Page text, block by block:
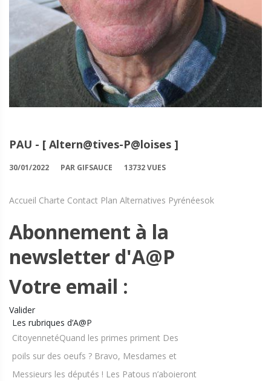
PAU - [ Altern@tives-P@loises ]
30/01/2022 PAR GIFSAUCE 13732 VUES
Accueil Charte Contact Plan Alternatives Pyrénéesok
Abonnement à la
newsletter d'A@P
Votre email :
Valider
Les rubriques d’A@P
CitoyennetéQuand les primes priment Des
poils sur des oeufs ? Bravo, Mesdames et
Messieurs les députés ! Les Patous n’aboieront